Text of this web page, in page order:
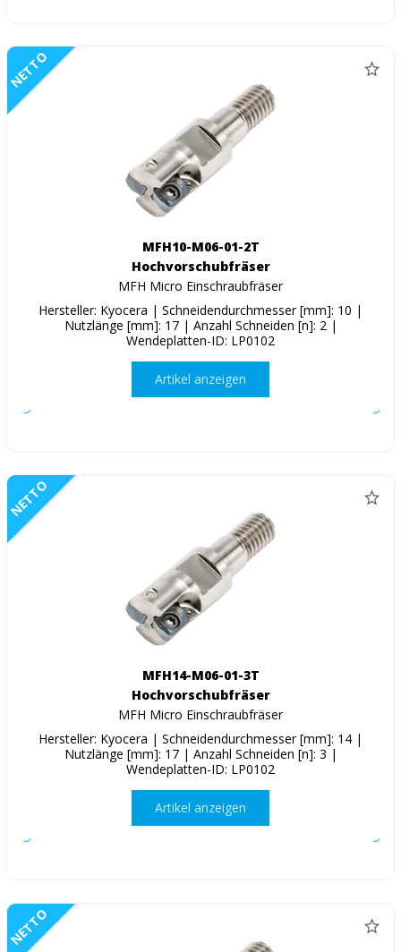
NETTO
MFH10-M06-01-2T
Hochvorschubfräser
MFH Micro Einschraubfräser
Hersteller: Kyocera | Schneidendurchmesser [mm]: 10 |
Nutzlänge [mm]: 17 | Anzahl Schneiden [n]: 2 |
Wendeplatten-ID: LP0102
Artikel anzeigen
NETTO
MFH14-M06-01-3T
Hochvorschubfräser
MFH Micro Einschraubfräser
Hersteller: Kyocera | Schneidendurchmesser [mm]: 14 |
Nutzlänge [mm]: 17 | Anzahl Schneiden [n]: 3 |
Wendeplatten-ID: LP0102
Artikel anzeigen
NETTO